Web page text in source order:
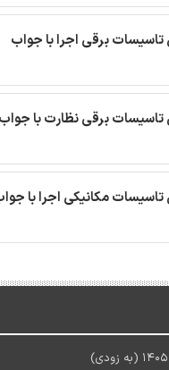
برقی اجرا با جواب
برقی نظارت با جواب
مکانیکی اجرا با